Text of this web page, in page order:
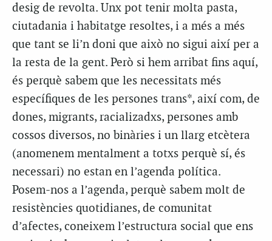
desig de revolta. Unx pot tenir molta pasta,
ciutadania i habitatge resoltes, i a més a més
que tant se li’n doni que això no sigui així per a
la resta de la gent. Però si hem arribat fins aquí,
és perquè sabem que les necessitats més
específiques de les persones trans*, així com, de
dones, migrants, racializadxs, persones amb
cossos diversos, no binàries i un llarg etcètera
(anomenem mentalment a totxs perquè sí, és
necessari) no estan en l’agenda política.
Posem-nos a l’agenda, perquè sabem molt de
resistències quotidianes, de comunitat
d’afectes, coneixem l’estructura social que ens